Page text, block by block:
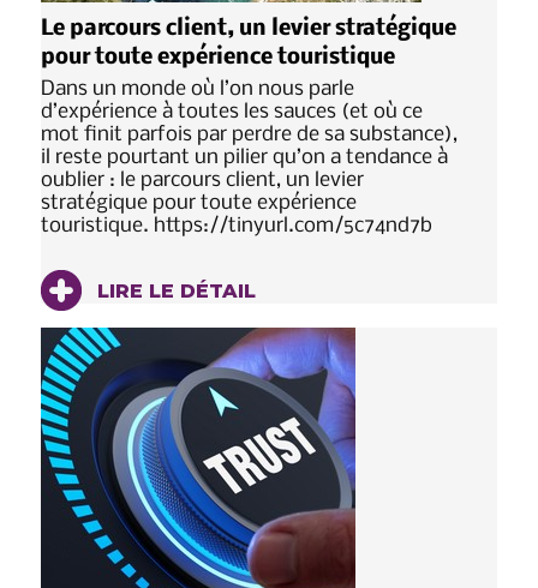
Le parcours client, un levier stratégique
pour toute expérience touristique
Dans un monde où l’on nous parle
d’expérience à toutes les sauces (et où ce
mot finit parfois par perdre de sa substance),
il reste pourtant un pilier qu’on a tendance à
oublier : le parcours client, un levier
stratégique pour toute expérience
touristique. https://tinyurl.com/5c74nd7b
LIRE LE DÉTAIL